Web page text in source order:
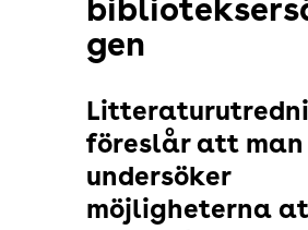
gen
föreslår att man
undersöker
möjligheterna